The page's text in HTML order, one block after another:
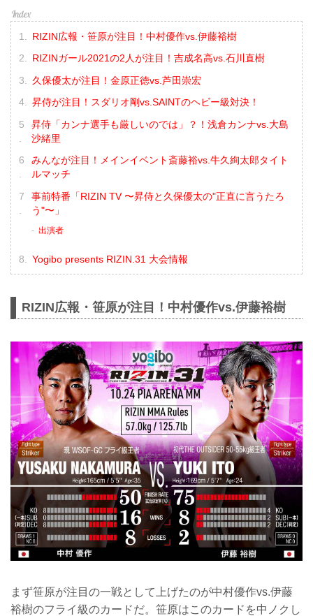
RIZIN広報・笹原が注目！中村優作vs.伊藤裕樹
RIZINガール2021の2人が注目！吉成名高vs.石川直樹
久保優太が注目！金原正徳vs.芦田崇宏
昇侍が注目！スダリオ剛vs.SAINTのヘビー級対決！
昇侍「カンナ選手も厳しいのでは」？！浅倉カンナvs.大島
沙緒里
みんなが注目！メインイベント斎藤裕vs.牛久絢太郎タイト
ルマッチ
事前特番「RIZIN TV 〜昇侍と久保優太の"正直に言うたろ
う"〜」
出演者
Yogibo presents RIZIN.31 大会情報
RIZIN広報・笹原が注目！中村優作vs.伊藤裕樹
まず笹原が注目の一戦として上げたのが中村優作vs.伊藤
裕樹のフライ級のカードだ。笹原はこのカードを中ノクし